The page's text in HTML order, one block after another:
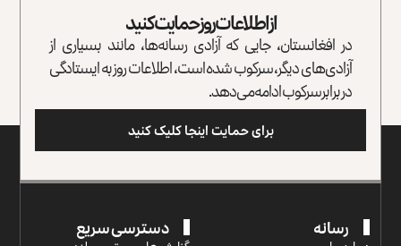
از اطلاعات روز حمایت کنید
در افغانستان، جایی که آزادی رسانه‌ها، مانند بسیاری از
آزادی‌های دیگر، سرکوب شده است، اطلاعات روز به ایستادگی
در برابر سرکوب ادامه می‌دهد.
برای حمایت اینجا کلیک کنید
رسانه دسترسی سریع